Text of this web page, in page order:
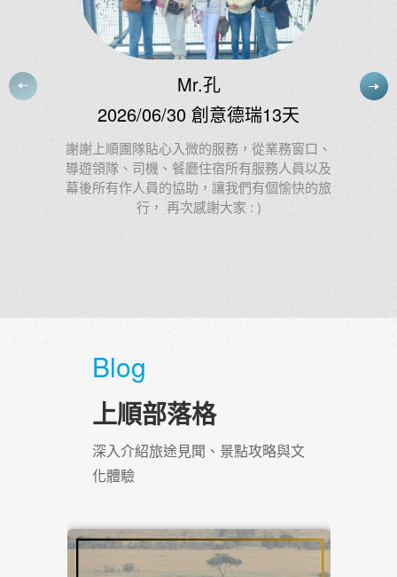
Ms.林
2026/06/24 創意北義法東+冰島21
天
第22次參加上順的團出遊，領隊Tody的專業與
熱情No.1，陽光活力又幽默，第一指定選Tody
Blog
上順部落格
深入介紹旅途見聞、景點攻略與文
化體驗